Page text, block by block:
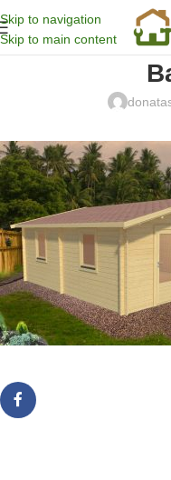
Skip to navigation
Skip to main content